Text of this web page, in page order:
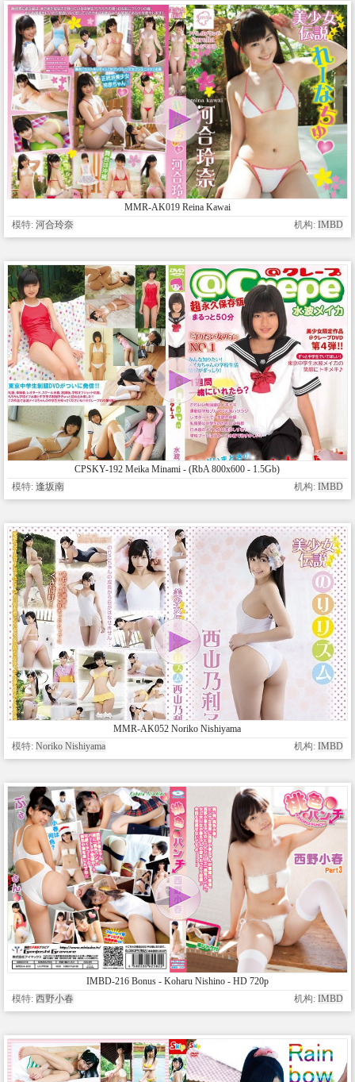
MMR-AK019 Reina Kawai
模特: 河合玲奈 机构: IMBD
CPSKY-192 Meika Minami - (RbA 800x600 - 1.5Gb)
模特: 逢坂南 机构: IMBD
MMR-AK052 Noriko Nishiyama
模特: Noriko Nishiyama 机构: IMBD
IMBD-216 Bonus - Koharu Nishino - HD 720p
模特: 西野小春 机构: IMBD